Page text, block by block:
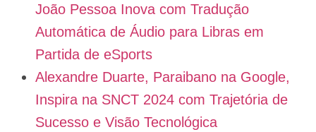
João Pessoa Inova com Tradução
Automática de Áudio para Libras em
Partida de eSports
Alexandre Duarte, Paraibano na Google,
Inspira na SNCT 2024 com Trajetória de
Sucesso e Visão Tecnológica